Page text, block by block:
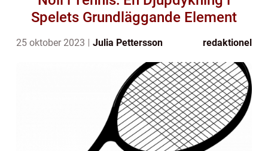
Spelets Grundläggande Element
25 oktober 2023 Julia Pettersson redaktionel